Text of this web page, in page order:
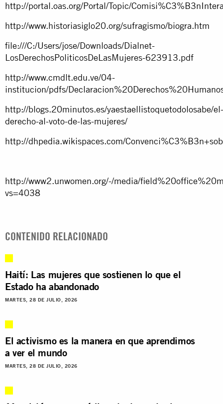
http://portal.oas.org/Portal/Topic/
http://www.historiasiglo20.org/sufragismo/biogra.htm
file:///C:/Users/jose/Downloads/Dialnet-
LosDerechosPoliticosDeLasMujeres-623913.pdf
http://www.cmdlt.edu.ve/04-
institucion/pdfs/
http://blogs.20minutos.es/yaestaellistoquetodolosabe/el-
derecho-al-voto-de-las-mujeres/
http://dhpedia.wikispaces.com/
http://www2.unwomen.org/-/media/
vs=4038
CONTENIDO RELACIONADO
Haití: Las mujeres que sostienen lo que el
Estado ha abandonado
MARTES, 28 DE JULIO, 2026
El activismo es la manera en que aprendimos
a ver el mundo
MARTES, 28 DE JULIO, 2026